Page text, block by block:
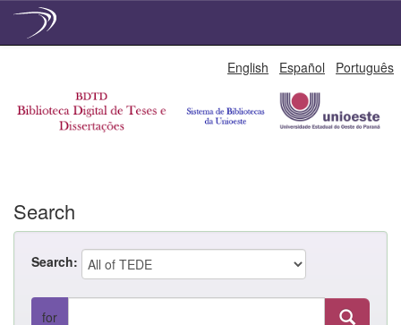
English Español Português
Search
Search:
for